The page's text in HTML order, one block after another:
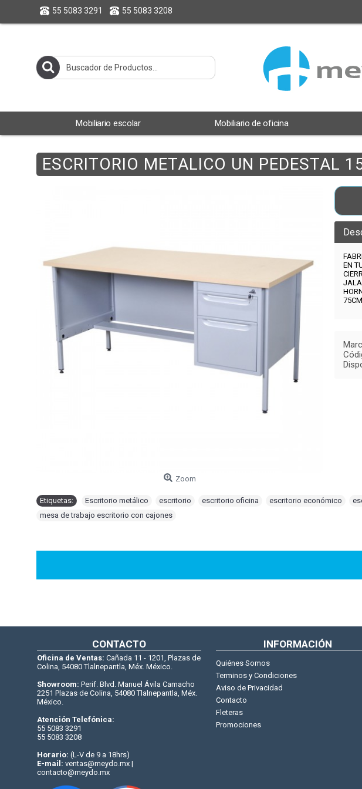
55 5083 3291 55 5083 3208
Mobiliario escolar Mobiliario de oficina
ESCRITORIO METALICO UN PEDESTAL
Zoom
EN
Etiquetas: Escritorio metálico escritorio escritorio oficina escritorio económico
mesa de trabajo escritorio con cajones
CONTACTO
Oficina de Ventas: Cañada 11 - 1201, Plazas de
Colina, 54080 Tlalnepantla, Méx. México.
Showroom: Perif. Blvd. Manuel Ávila Camacho
2251 Plazas de Colina, 54080 Tlalnepantla, Méx.
México.
Atención Telefónica:
55 5083 3291
55 5083 3208
Horario: (L-V de 9 a 18hrs)
E-mail: ventas@meydo.mx |
contacto@meydo.mx
INFORMACIÓN
Quiénes Somos
Terminos y Condiciones
Aviso de Privacidad
Contacto
Fleteras
Promociones